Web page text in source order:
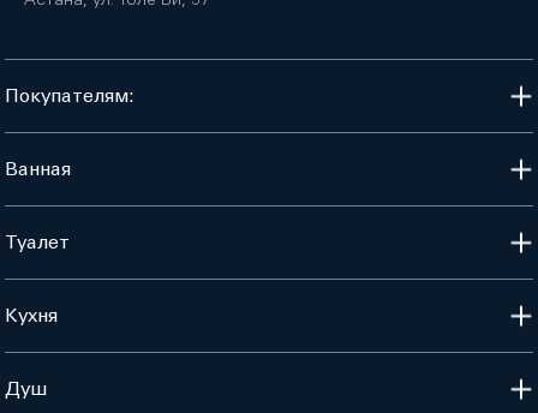
Покупателям:
Ванная
Туалет
Кухня
Душ